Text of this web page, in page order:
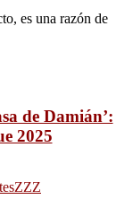
es una razón de
de Damián’:
2025
ZZZ